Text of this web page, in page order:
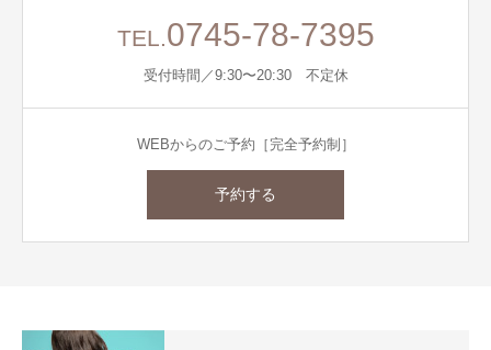
TEL.0745-78-7395
受付時間／9:30〜20:30 不定休
WEBからのご予約［完全予約制］
予約する